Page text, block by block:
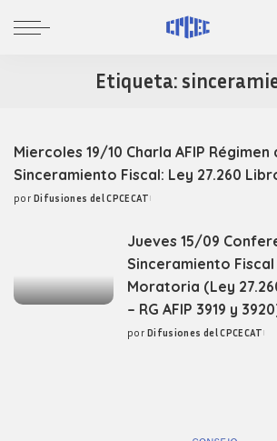
Etiqueta:
Miercoles 19/10 Charla AFIP Régimen
Sinceramiento Fiscal: Ley 27.260
Posted
por Difusiones del CPCECAT
Jueves 15/09
Sinceramiento
Moratoria (Ley
– RG AFIP 3919 y
Posted
por Difusiones del CPCECAT